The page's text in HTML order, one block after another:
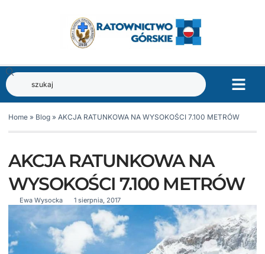
Home » Blog » AKCJA RATUNKOWA NA WYSOKOŚCI 7.100 METRÓW
AKCJA RATUNKOWA NA
WYSOKOŚCI 7.100 METRÓW
Ewa Wysocka 1 sierpnia, 2017